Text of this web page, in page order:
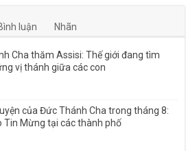
luận Nhãn
Cha thăm Assisi: Thế giới đang tìm
vị thánh giữa các con
của Đức Thánh Cha trong tháng 8:
Tin Mừng tại các thành phố